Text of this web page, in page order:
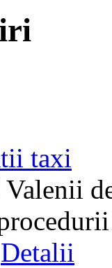
taxi
Detalii